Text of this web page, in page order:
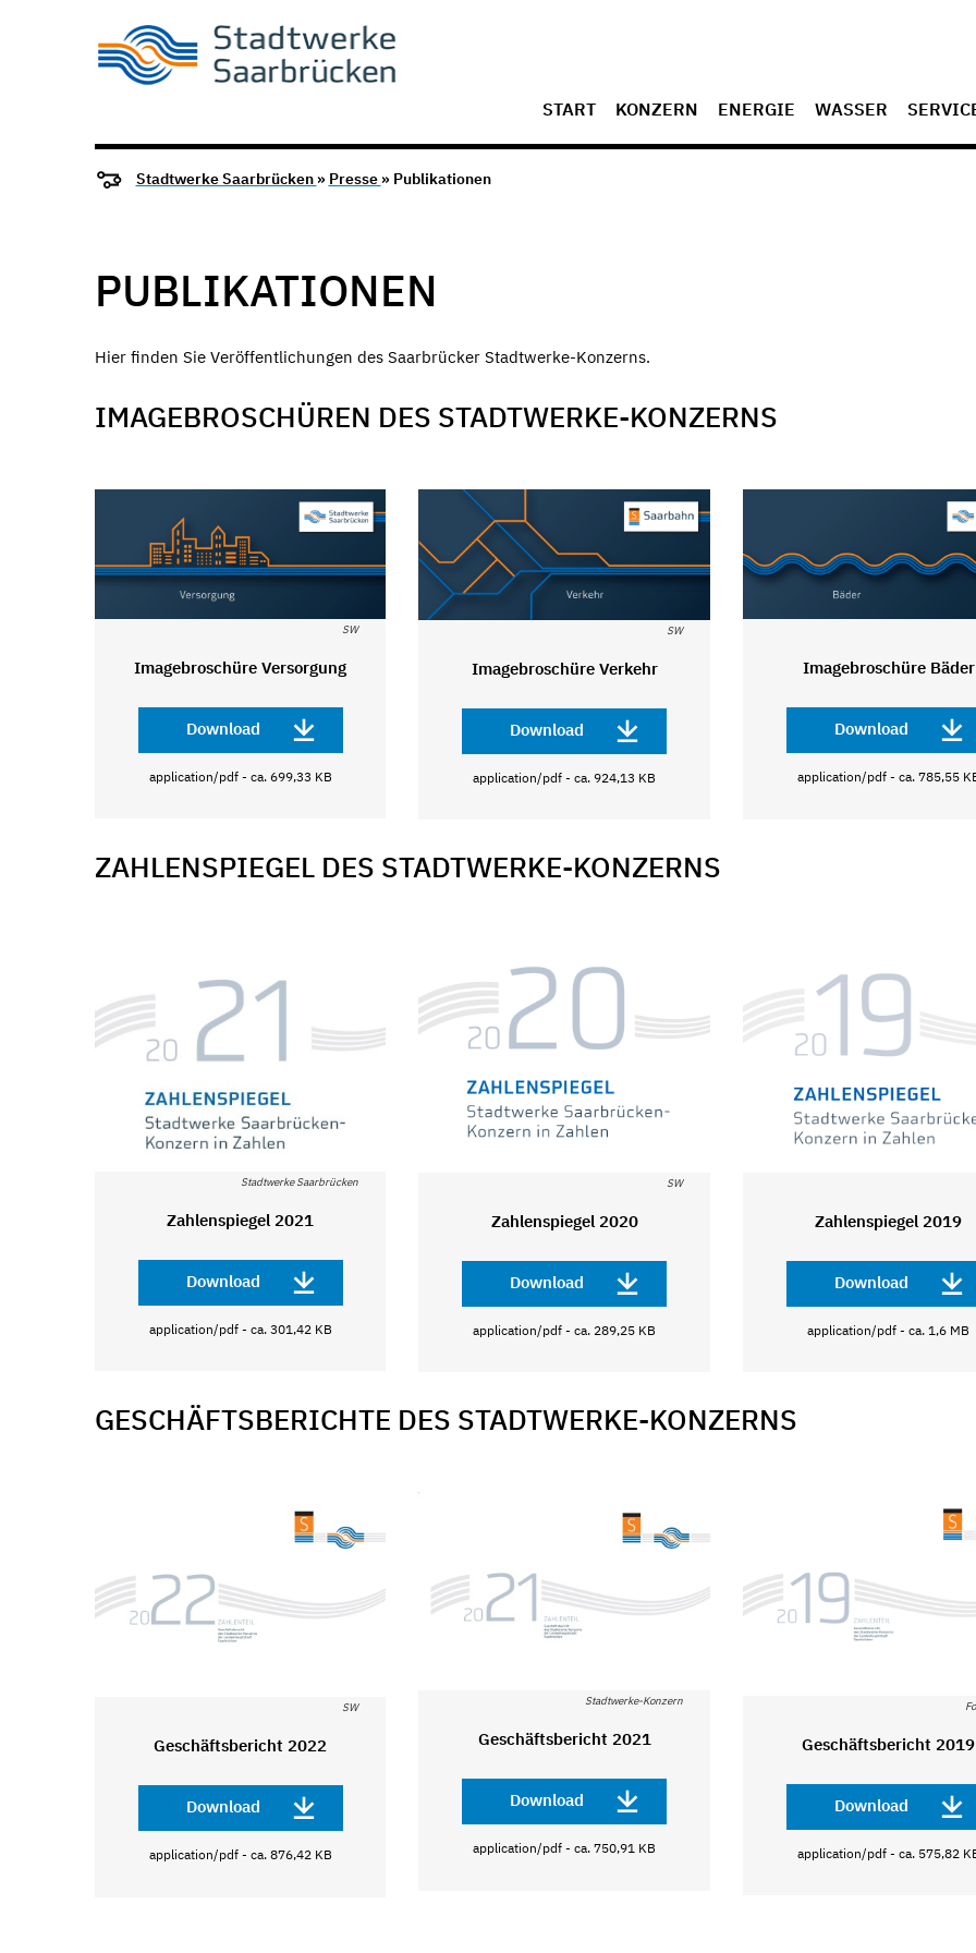
START KONZERN ENERGIE WASSER
Stadtwerke Saarbrücken » Presse » Publikationen
PUBLIKATIONEN
Hier finden Sie Veröffentlichungen des Saarbrücker Stadtwerke-Konzerns.
IMAGEBROSCHÜREN DES STADTWERKE-KONZERNS
SW
Imagebroschüre Versorgung
Download
application/pdf - ca. 699,33 KB
SW
Imagebroschüre Verkehr
Download
application/pdf - ca. 924,13 KB
Imagebroschüre Bäder
Download
application/pdf - ca. 785,55
ZAHLENSPIEGEL DES STADTWERKE-KONZERNS
Stadtwerke Saarbrücken
Zahlenspiegel 2021
Download
application/pdf - ca. 301,42 KB
SW
Zahlenspiegel 2020
Download
application/pdf - ca. 289,25 KB
Zahlenspiegel 2019
Download
application/pdf - ca. 1,6 MB
GESCHÄFTSBERICHTE DES STADTWERKE-KONZERNS
SW
Geschäftsbericht 2022
Download
application/pdf - ca. 876,42 KB
Stadtwerke-Konzern
Geschäftsbericht 2021
Download
application/pdf - ca. 750,91 KB
Geschäftsbericht 2019
Download
application/pdf - ca. 575,82